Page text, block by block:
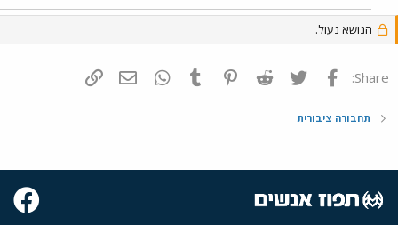
הנושא נעול.
Share: פייסבוק Twitter
Reddit
Pinterest
Tumblr
WhatsAppדואר אלקטרוני
תחבורה ציבורית